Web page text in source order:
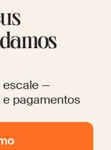
escale —
pagamentos